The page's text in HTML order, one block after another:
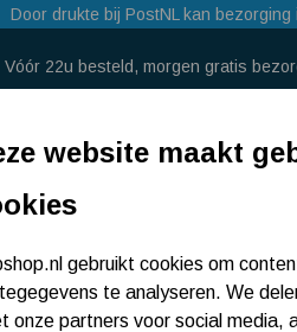
Door drukte bij PostNL kan
Vóór 22u besteld, morgen gratis
→
Grundfos
website maakt
gebruikt cookies om
te analyseren. We
onze partners voor social media,